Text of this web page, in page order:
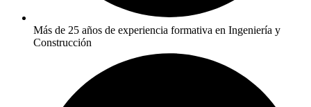
Más de 25 años de experiencia formativa en Ingeniería y
Construcción